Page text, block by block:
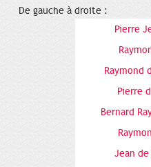
De gauche à droite :
Pierre
Raymond
Pierre
Bernard
Jean